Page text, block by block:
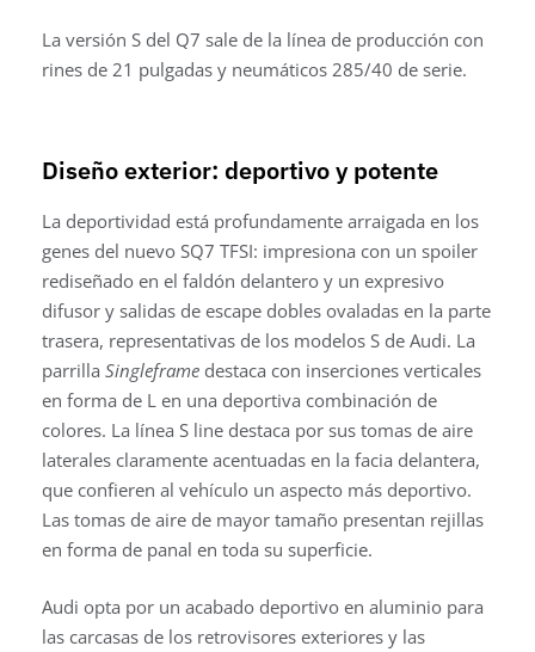
La versión S del Q7 sale de la línea de producción con
rines de 21 pulgadas y neumáticos 285/40 de serie.
Diseño exterior: deportivo y potente
La deportividad está profundamente arraigada en los
genes del nuevo SQ7 TFSI: impresiona con un spoiler
rediseñado en el faldón delantero y un expresivo
difusor y salidas de escape dobles ovaladas en la parte
trasera, representativas de los modelos S de Audi. La
parrilla Singleframe destaca con inserciones verticales
en forma de L en una deportiva combinación de
colores. La línea S line destaca por sus tomas de aire
laterales claramente acentuadas en la facia delantera,
que confieren al vehículo un aspecto más deportivo.
Las tomas de aire de mayor tamaño presentan rejillas
en forma de panal en toda su superficie.
Audi opta por un acabado deportivo en aluminio para
las carcasas de los retrovisores exteriores y las